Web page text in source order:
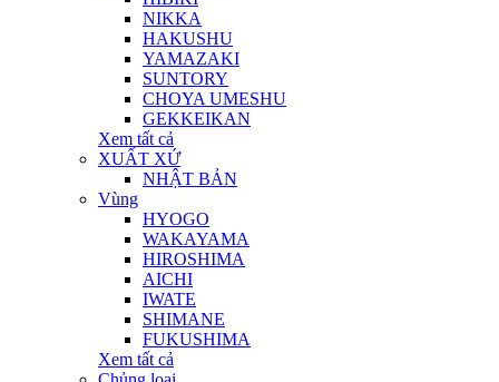
NIKKA
HAKUSHU
YAMAZAKI
SUNTORY
CHOYA UMESHU
GEKKEIKAN
Xem tất cả
XUẤT XỨ
NHẬT BẢN
Vùng
HYOGO
WAKAYAMA
HIROSHIMA
AICHI
IWATE
SHIMANE
FUKUSHIMA
Xem tất cả